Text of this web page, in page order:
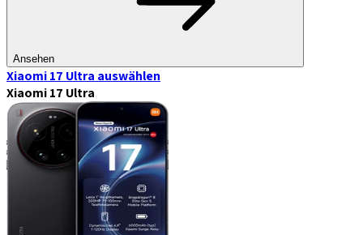
Ansehen
Xiaomi 17 Ultra auswählen
Xiaomi 17 Ultra